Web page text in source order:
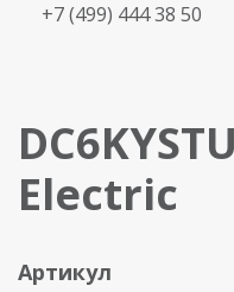
+7 (499) 444 38 50
Electric
Артикул